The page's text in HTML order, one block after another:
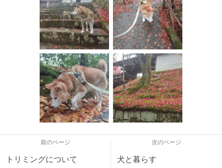
前のページ
トリミングについて
次のページ
犬と暮らす